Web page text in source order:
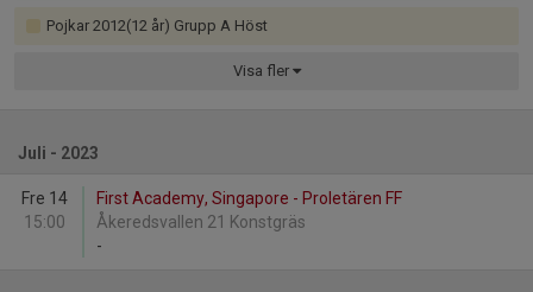
Pojkar 2012(12 år) Grupp A Höst
Visa fler
Juli - 2023
Fre 14
15:00
First Academy, Singapore - Proletären FF
Åkeredsvallen 21 Konstgräs
-